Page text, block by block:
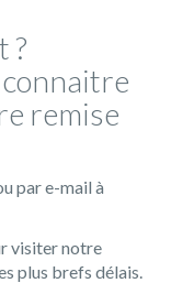
?
remise
par e-mail à
visiter notre
plus brefs délais.